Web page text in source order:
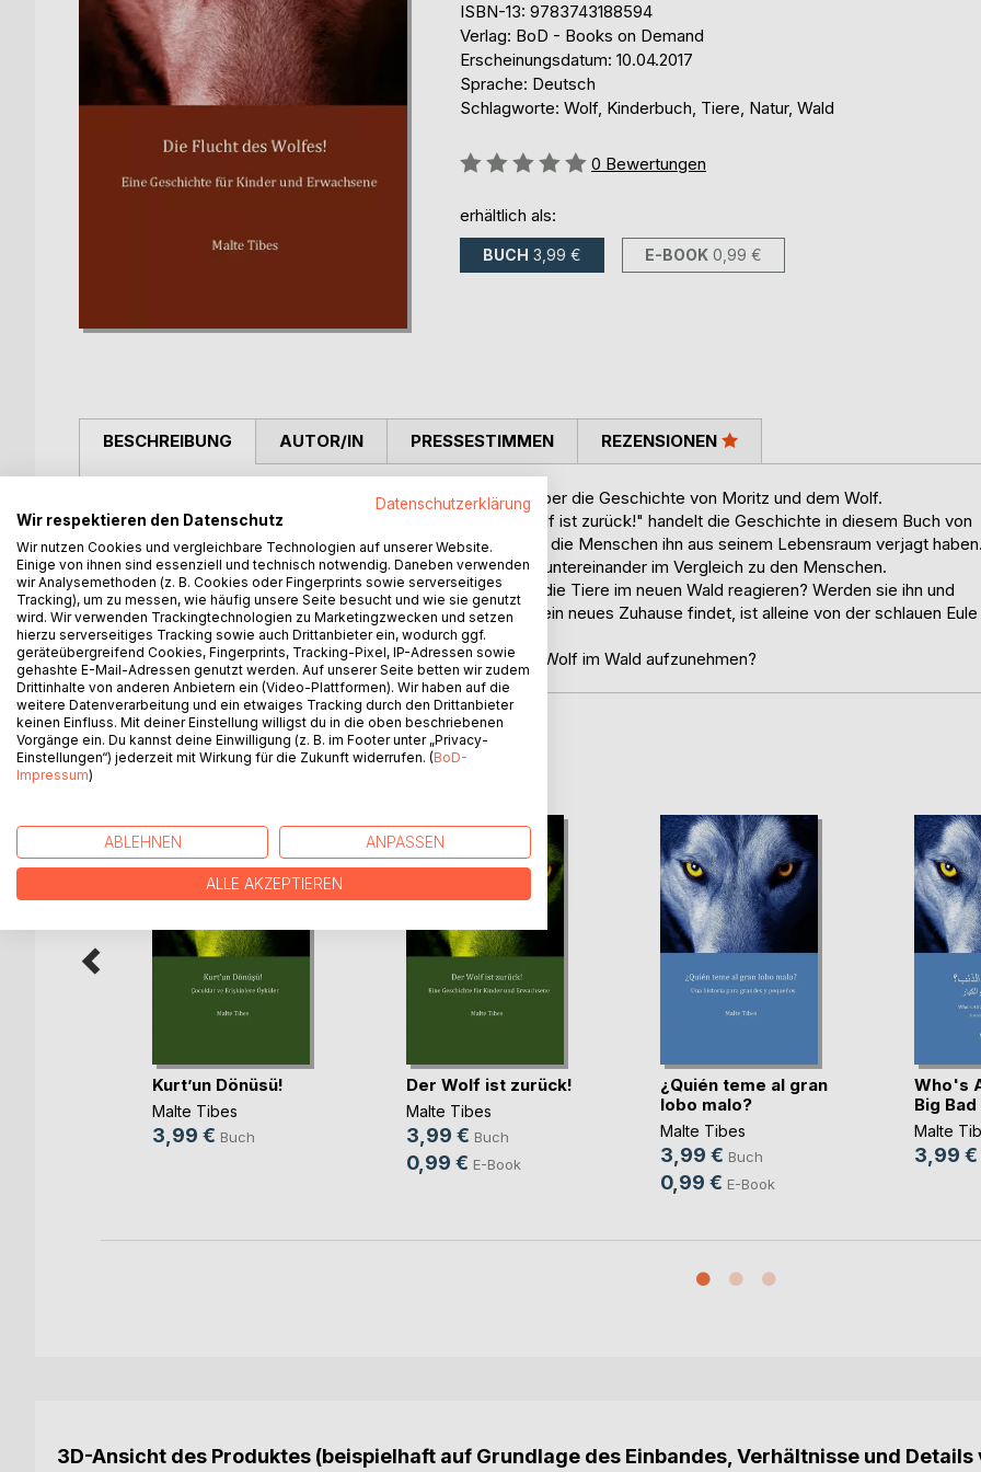
ISBN-13: 9783743188594
Verlag: BoD - Books on Demand
Erscheinungsdatum: 10.04.2017
Sprache: Deutsch
Schlagworte: Wolf, Kinderbuch, Tiere, Natur, Wald
Bewertung::
0 Bewertungen
erhältlich als:
BUCH 3,99 € E-BOOK 0,99 €
BESCHREIBUNG
"Die Flucht des Wolfes!" ist der letzte Band der Trilogie über die Geschichte von Moritz und dem Wolf.
Nach "Wer hat Angst vor dem bösen Wolf?" und "Der Wolf ist zurück!" handelt die Geschichte in diesem Buch von
der Flucht des Wolfes aus seinem beheimateten Wald, da die Menschen ihn aus seinem Lebensraum verjagt
Es geht um die Ängste, Nöte und das Verhalten der Tiere untereinander im Vergleich zu den Menschen.
Diesmal kann Moritz wenig für den Wolf tun. Wie werden die Tiere im neuen Wald reagieren? Werden sie ihn und
seine Familie aufnehmen? Ob der Wolf mit seiner Familie ein neues Zuhause findet, ist alleine von der schlauen Eule
abhängig.
Wird die Eule die anderen Tiere überzeugen können, den Wolf im Wald aufzunehmen?
AUTOR/IN PRESSESTIMMEN REZENSIONEN
WEITERE TITEL BEIBoD
Kurt’un Dönüsü!
Malte Tibes
3,99 € Buch
Der Wolf ist zurück!
Malte Tibes
3,99 € Buch
0,99 € E-Book
¿Quién teme al gran
lobo malo?
Malte Tibes
3,99 € Buch
0,99 € E-Book
Who's
Big
Malte
3,99 €
3D-Ansicht des Produktes (beispielhaft auf Grundlage des Einbandes, Verhältnisse und
Datenschutzerklärung
Wir respektieren den Datenschutz
Wir nutzen Cookies und vergleichbare Technologien auf unserer Website.
Einige von ihnen sind essenziell und technisch notwendig. Daneben verwenden
wir Analysemethoden (z. B. Cookies oder Fingerprints sowie serverseitiges
Tracking), um zu messen, wie häufig unsere Seite besucht und wie sie genutzt
wird. Wir verwenden Trackingtechnologien zu Marketingzwecken und setzen
hierzu serverseitiges Tracking sowie auch Drittanbieter ein, wodurch ggf.
geräteübergreifend Cookies, Fingerprints, Tracking-Pixel, IP-Adressen sowie
gehashte E-Mail-Adressen genutzt werden. Auf unserer Seite betten wir zudem
Drittinhalte von anderen Anbietern ein (Video-Plattformen). Wir haben auf die
weitere Datenverarbeitung und ein etwaiges Tracking durch den Drittanbieter
keinen Einfluss. Mit deiner Einstellung willigst du in die oben beschriebenen
Vorgänge ein. Du kannst deine Einwilligung (z. B. im Footer unter „Privacy-
Einstellungen“) jederzeit mit Wirkung für die Zukunft widerrufen. (BoD-
Impressum)
ABLEHNEN ANPASSEN
ALLE AKZEPTIEREN